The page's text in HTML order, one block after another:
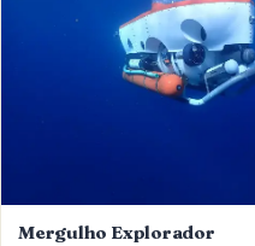
Mergulho Explorador